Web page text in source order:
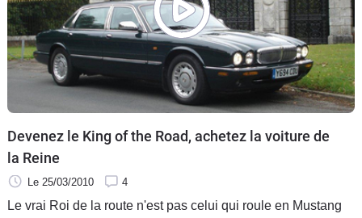
Devenez le King of the Road, achetez la voiture de
la Reine
Le 25/03/2010 4
Le vrai Roi de la route n'est pas celui qui roule en Mustang